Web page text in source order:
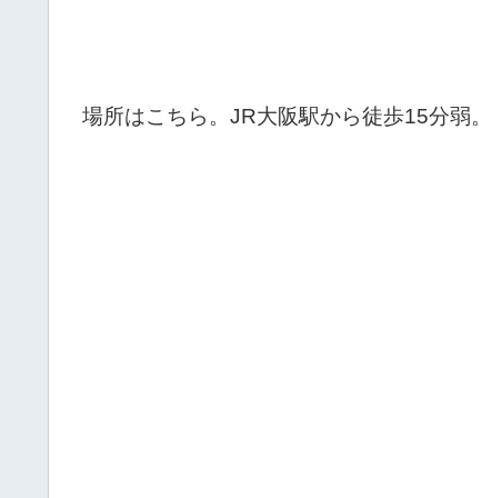
場所はこちら。JR大阪駅から徒歩15分弱。